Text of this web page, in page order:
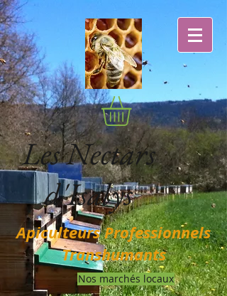
Les Nectars
d'Isalys
Apiculteurs Professionnels
Transhumants
Nos marchés locaux